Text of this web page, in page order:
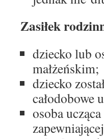
Zasiłek
dziecko lub
małżeńskim;
dziecko
całodobowe
osoba